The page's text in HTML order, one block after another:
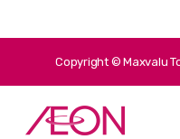
Copyright © Maxvalu